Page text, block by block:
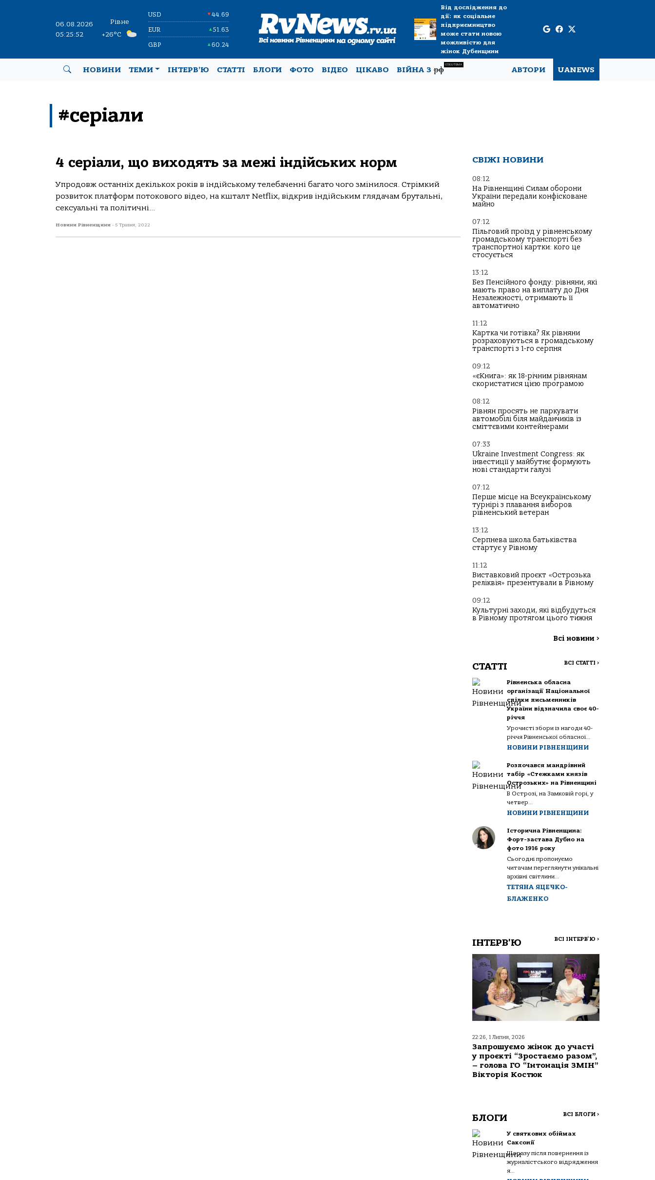
06.08.2026
05:25:53
Рівне
+26°C
USD ▼44.69
EUR ▲51.63
GBP ▲60.24
Від дослідження до
дії: як соціальне
підприємництво
може стати новою
можливістю для
жінок Дубенщини
НОВИНИ ТЕМИ ІНТЕРВ’Ю СТАТТІ БЛОГИ ФОТО ВІДЕО ЦІКАВО ВІЙНА Зрф
СПЕЦТЕМА
АВТОРИ UANEWS
#серіали
4 серіали, що виходять за межі індійських норм
Упродовж останніх декількох років в індійському телебаченні багато чого змінилося. Стрімкий
розвиток платформ потокового відео, на кшталт Netflix, відкрив індійським глядачам брутальні,
сексуальні та політичні...
Новини Рівненщини - 5 Травня, 2022
СВІЖІ НОВИНИ
08:12
На Рівненщині Силам оборони
України передали конфісковане
майно
07:12
Пільговий проїзд у рівненському
громадському транспорті без
транспортної картки: кого це
стосується
13:12
Без Пенсійного фонду: рівняни, які
мають право на виплату до Дня
Незалежності, отримають її
автоматично
11:12
Картка чи готівка? Як рівняни
розраховуються в громадському
транспорті з 1-го серпня
09:12
«єКнига»: як 18-річним рівнянам
скористатися цією програмою
08:12
Рівнян просять не паркувати
автомобілі біля майданчиків із
сміттєвими контейнерами
07:33
Ukraine Investment Congress: як
інвестиції у майбутнє формують
нові стандарти галузі
07:12
Перше місце на Всеукраїнському
турнірі з плавання виборов
рівненський ветеран
13:12
Серпнева школа батьківства
стартує у Рівному
11:12
Виставковий проєкт «Острозька
реліквія» презентували в Рівному
09:12
Культурні заходи, які відбудуться
в Рівному протягом цього тижня
Всі новини >
СТАТТІ ВСІ СТАТТІ >
Рівненська обласна
організації Національної
спілки письменників
України відзначила своє 40-
річчя
Урочисті збори із нагоди 40-
річчя Рівненської обласної...
НОВИНИ РІВНЕНЩИНИ
Розпочався мандрівний
табір «Стежками князів
Острозьких» на Рівненщині
В Острозі, на Замковій горі, у
четвер...
НОВИНИ РІВНЕНЩИНИ
Історична Рівненщина:
Форт-застава Дубно на
фото 1916 року
Сьогодні пропонуємо
читачам переглянути унікальні
архівні світлини...
ТЕТЯНА ЯЦЕЧКО-
БЛАЖЕНКО
ІНТЕРВ'Ю ВСІ ІНТЕРВ'Ю >
22:26, 1 Липня, 2026
Запрошуємо жінок до участі
у проєкті “Зростаємо разом”,
– голова ГО “Інтонація ЗМІН”
Вікторія Костюк
БЛОГИ ВСІ БЛОГИ >
У святкових обіймах
Саксонії
Щоразу після повернення із
журналістського відрядження
я...